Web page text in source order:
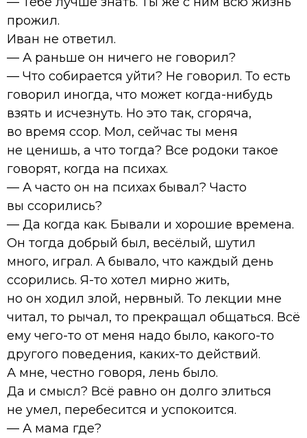
прожил.
Иван не ответил.
— А раньше он ничего не говорил?
— Что собирается уйти? Не говорил. То есть
говорил иногда, что может когда-нибудь
взять и исчезнуть. Но это так, сгоряча,
во время ссор. Мол, сейчас ты меня
не ценишь, а что тогда? Все родоки такое
говорят, когда на психах.
— А часто он на психах бывал? Часто
вы ссорились?
— Да когда как. Бывали и хорошие времена.
Он тогда добрый был, весёлый, шутил
много, играл. А бывало, что каждый день
ссорились. Я-то хотел мирно жить,
но он ходил злой, нервный. То лекции мне
читал, то рычал, то прекращал общаться. Всё
ему чего-то от меня надо было, какого-то
другого поведения, каких-то действий.
А мне, честно говоря, лень было.
Да и смысл? Всё равно он долго злиться
не умел, перебесится и успокоится.
— А мама где?